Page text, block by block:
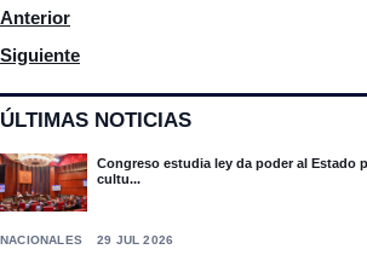
ÚLTIMAS NOTICIAS
Congreso estudia ley da poder al Estado
cultu...
NACIONALES 29 JUL 2026
Artículo anterior: Se entrega al DICRIM en
Anterior
Artículo siguiente: Propietarios de
Siguiente